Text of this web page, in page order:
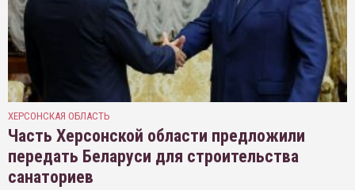
ХЕРСОНСКАЯ ОБЛАСТЬ
Часть Херсонской области предложили
передать Беларуси для строительства
санаториев